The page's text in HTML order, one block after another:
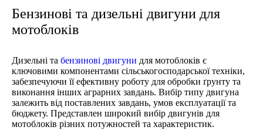
Бензинові та дизельні двигуни для
мотоблоків
Дизельні та бензинові двигуни для мотоблоків є
ключовими компонентами сільськогосподарської техніки,
забезпечуючи її ефективну роботу для обробки ґрунту та
виконання інших аграрних завдань. Вибір типу двигуна
залежить від поставлених завдань, умов експлуатації та
бюджету. Представлен широкий вибір двигунів для
мотоблоків різних потужностей та характеристик.